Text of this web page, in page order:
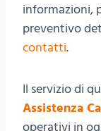
informazioni,
preventivo
contatti.
Il servizio di
Assistenza
operativi in